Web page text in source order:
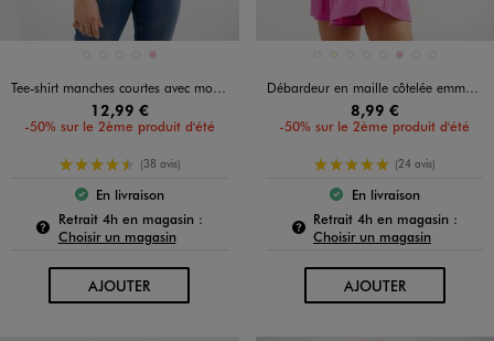
Disponible en 5 coloris
BLANC STANDARD
BLANC VIFJAUNE CLAIR
ROSE
Tee-shirt manches courtes avec motif femme grande taille
12,99 €
-50% sur le 2ème produit d'été
4.5/5 de moyenne
(38 avis)
Le produit est disponible :
En livraison
Retrait 4h en magasin :Pour connaître la disponibilité de ce produit :
Choisir un magasin
AJOUTERAU PANIER
Disponible en 8 coloris
JAUNE FONCE
JAUNE STANDARD
NOIR STANDARD
ROSE
Débardeur en maille côtelée emmanchures américaines femme
8,99 €
-50% sur le 2ème produit d'été
5/5 de moyenne
(24 avis)
Le produit est
En livraison
Retrait 4h en magasin :
Choisir un magasin
AJOUTERAU PANIER